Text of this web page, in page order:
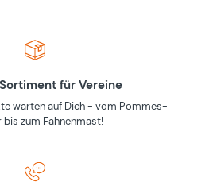
für Vereine
warten auf Dich - vom Pommes-
bis zum Fahnenmast!